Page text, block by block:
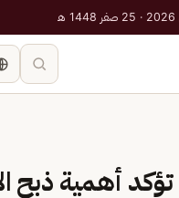
تؤكد أهمية ذبح